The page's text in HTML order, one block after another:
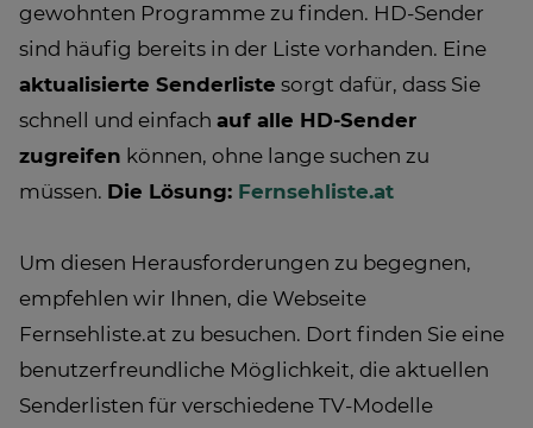
gewohnten Programme zu finden. HD-Sender
sind häufig bereits in der Liste vorhanden. Eine
aktualisierte Senderliste sorgt dafür, dass Sie
schnell und einfach auf alle HD-Sender
zugreifen können, ohne lange suchen zu
müssen. Die Lösung: Fernsehliste.at
Um diesen Herausforderungen zu begegnen,
empfehlen wir Ihnen, die Webseite
Fernsehliste.at zu besuchen. Dort finden Sie eine
benutzerfreundliche Möglichkeit, die aktuellen
Senderlisten für verschiedene TV-Modelle